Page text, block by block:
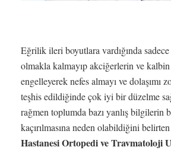
Eğrilik ileri boyutlara vardığında
olmakla kalmayıp akciğerlerin ve kalbin
engelleyerek nefes almayı ve dolaşımı
teşhis edildiğinde çok iyi bir düzelme
rağmen toplumda bazı yanlış bilgilerin
kaçırılmasına neden olabildiğini belirten
Hastanesi Ortopedi ve Travmatoloji